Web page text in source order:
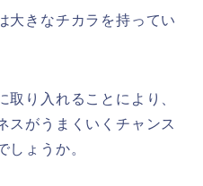
大きなチカラを持ってい
取り入れることにより、
スがうまくいくチャンス
しょうか。